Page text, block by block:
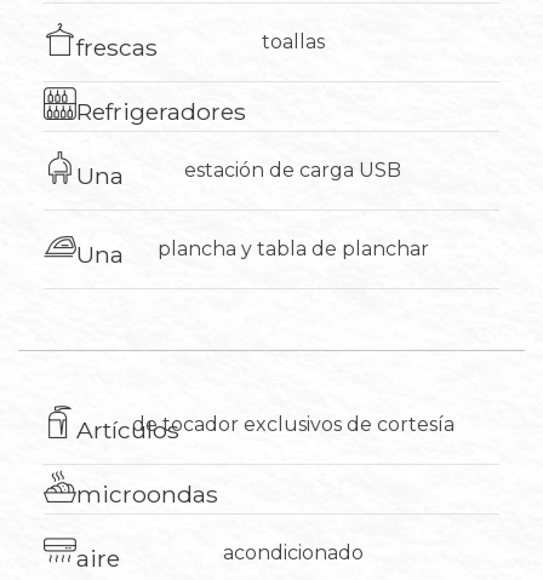
toallas
frescas
Refrigeradores
Una estación de carga USB
Una plancha y tabla de planchar
​Artículosde tocador exclusivos de cortesía
microondas
aire acondicionado